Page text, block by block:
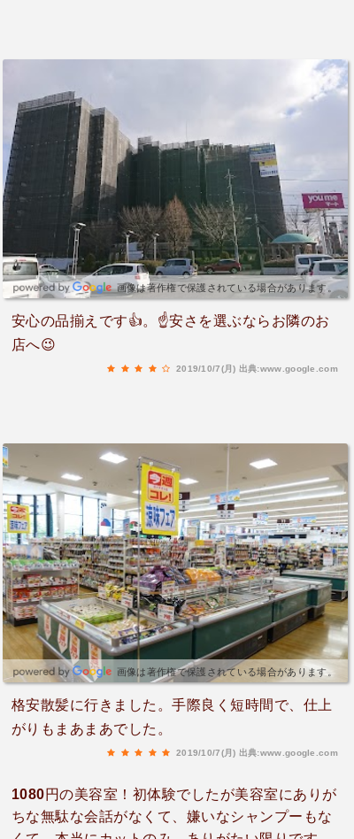
画像は著作権で保護されている場合があります。
安心の品揃えです👍。☝️安さを選ぶならお隣のお
店へ😉
2019/10/7(月) 出典:www.google.com
画像は著作権で保護されている場合があります。
格安散髪に行きました。手際良く短時間で、仕上
がりもまあまあでした。
2019/10/7(月) 出典:www.google.com
1080円の美容室！初体験でしたが美容室にありが
ちな無駄な会話がなくて、嫌いなシャンプーもな